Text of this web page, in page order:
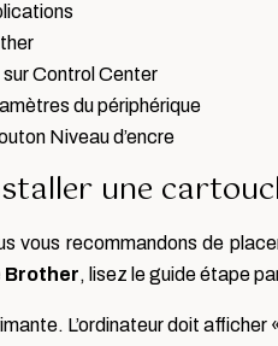
Control Center
du périphérique
Niveau d’encre
une
vous recommandons de
Brother, lisez le guide étape
L’ordinateur doit afficher